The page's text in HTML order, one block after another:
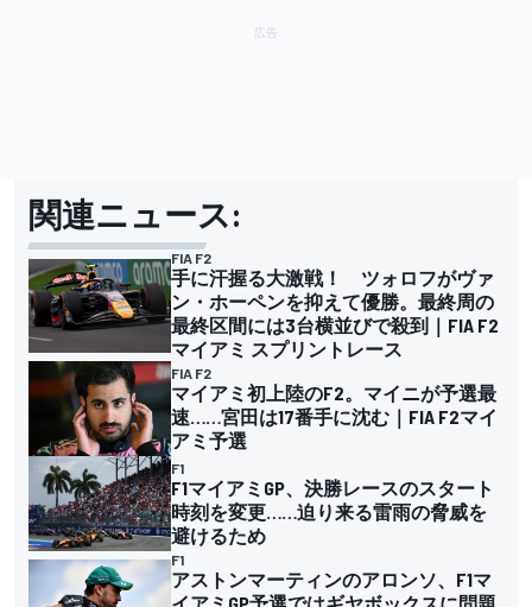
関連ニュース:
FIA F2
手に汗握る大激戦！ ツォロフがヴァ
ン・ホーペンを抑えて優勝。最終周の
最終区間には3台横並びで殺到｜FIA F2
マイアミ スプリントレース
FIA F2
マイアミ初上陸のF2。マイニが予選最
速……宮田は17番手に沈む｜FIA F2マイ
アミ予選
F1
F1マイアミGP、決勝レースのスタート
時刻を変更……迫り来る雷雨の脅威を
避けるため
F1
アストンマーティンのアロンソ、F1マ